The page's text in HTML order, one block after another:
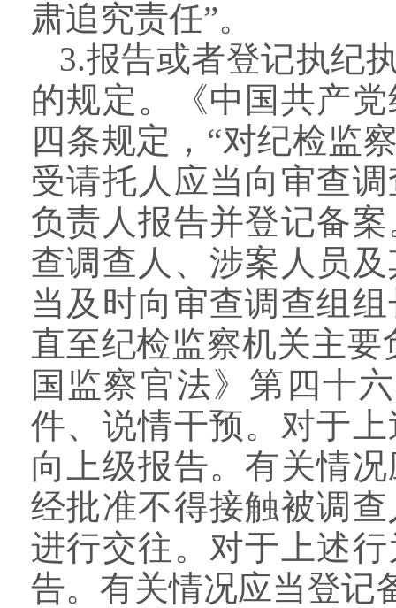
肃追究责任”。
3.报告或者登记执纪
的规定。《中国共产
四条规定，“对纪检监
受请托人应当向审查
负责人报告并登记备
查调查人、涉案人员
当及时向审查调查组
直至纪检监察机关主
国监察官法》第四十
件、说情干预。对于
向上级报告。有关情
经批准不得接触被调
进行交往。对于上述
告。有关情况应当登记